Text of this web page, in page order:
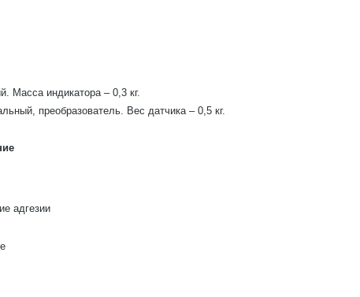
Масса индикатора – 0,3 кг.
преобразователь. Вес датчика – 0,5 кг.
адгезии